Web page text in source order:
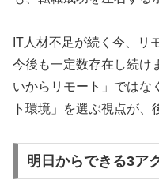
IT人材不足が続く今、リ
今後も一定数存在し続け
いからリモート」ではな
ト環境」を選ぶ視点が、
明日からできる3ア